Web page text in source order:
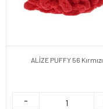
ALİZE PUFFY 56 Kırmızı